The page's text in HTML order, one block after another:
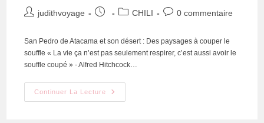
judithvoyage CHILI 0 commentaire
San Pedro de Atacama et son désert : Des paysages à couper le
souffle « La vie ça n’est pas seulement respirer, c’est aussi avoir le
souffle coupé » - Alfred Hitchcock…
Continuer La Lecture